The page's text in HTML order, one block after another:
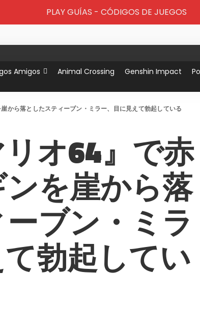
Amigos Animal Crossing Genshin Impact
から落としたスティーブン・ミラー、目に見えて勃起している
リオ64』で赤
を崖から落
ブン・ミラ
勃起してい
PLAY GUÍAS - CÓDIGOS DE JUEGOS